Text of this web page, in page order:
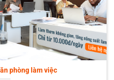
phòng làm việc